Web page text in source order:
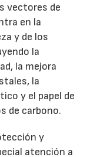
vectores de
en la
y de los
la
la mejora
la
y el papel de
de carbono.
y
atención a